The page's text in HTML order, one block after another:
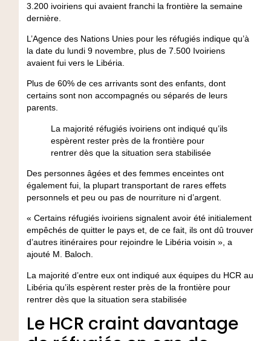
3.200 ivoiriens qui avaient franchi la frontière la semaine
dernière.
L’Agence des Nations Unies pour les réfugiés indique qu’à
la date du lundi 9 novembre, plus de 7.500 Ivoiriens
avaient fui vers le Libéria.
Plus de 60% de ces arrivants sont des enfants, dont
certains sont non accompagnés ou séparés de leurs
parents.
La majorité réfugiés ivoiriens ont indiqué qu’ils
espèrent rester près de la frontière pour
rentrer dès que la situation sera stabilisée
Des personnes âgées et des femmes enceintes ont
également fui, la plupart transportant de rares effets
personnels et peu ou pas de nourriture ni d’argent.
« Certains réfugiés ivoiriens signalent avoir été initialement
empêchés de quitter le pays et, de ce fait, ils ont dû trouver
d’autres itinéraires pour rejoindre le Libéria voisin », a
ajouté M. Baloch.
La majorité d’entre eux ont indiqué aux équipes du HCR au
Libéria qu’ils espèrent rester près de la frontière pour
rentrer dès que la situation sera stabilisée
Le HCR craint davantage